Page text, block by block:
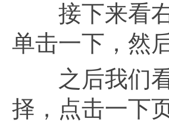
接下来看右
单击一下，然
之后我们看
择，点击一下